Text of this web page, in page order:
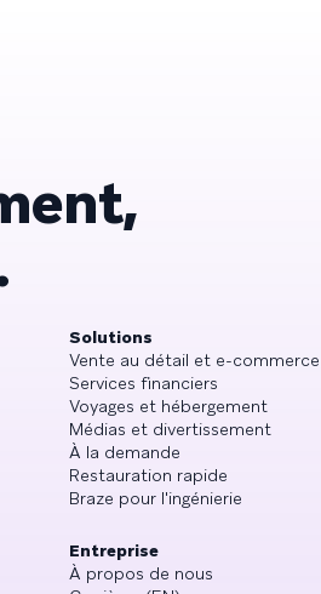
Solutions
Vente au détail et e-commerce
Services financiers
Voyages et hébergement
Médias et divertissement
À la demande
Restauration rapide
Braze pour l'ingénierie
Entreprise
À propos de nous